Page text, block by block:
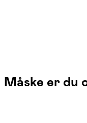
Måske er du